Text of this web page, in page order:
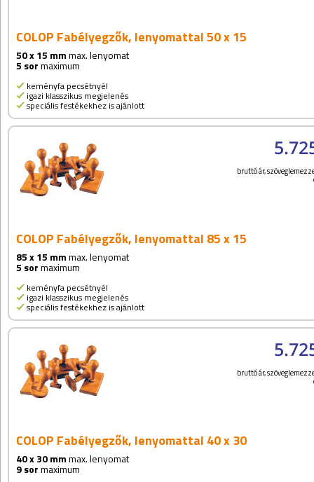
COLOP Fabélyegzők, lenyomattal 50 x 15
50 x 15 mmmax. lenyomat
5 sormaximum
keményfa pecsétnyél
igazi klasszikus megjelenés
speciális festékekhez is ajánlott
bruttó ár,
COLOP Fabélyegzők, lenyomattal 85 x 15
85 x 15 mmmax. lenyomat
5 sormaximum
keményfa pecsétnyél
igazi klasszikus megjelenés
speciális festékekhez is ajánlott
bruttó ár,
COLOP Fabélyegzők, lenyomattal 40 x 30
40 x 30 mmmax. lenyomat
9 sormaximum